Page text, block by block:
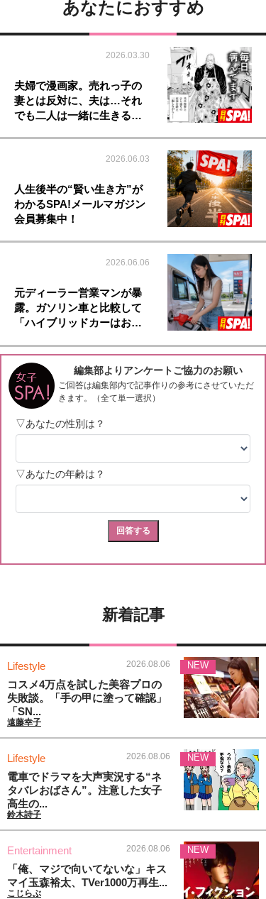
あなたにおすすめ
2026.03.30
夫婦で漫画家。売れっ子の
妻とは反対に、夫は…それ
でも二人は一緒に生きる…
2026.06.03
人生後半の“賢い生き方”が
わかるSPA!メールマガジン
会員募集中！
2026.06.06
元ディーラー営業マンが暴
露。ガソリン車と比較して
「ハイブリッドカーはお…
新着記事
Lifestyle 2026.08.06
コスメ4万点を試した美容プロの
失敗談。「手の甲に塗って確認」
「SN...
遠藤幸子
NEW
Lifestyle 2026.08.06
電車でドラマを大声実況する“ネ
タバレおばさん”。注意した女子
高生の...
鈴木詩子
NEW
Entertainment 2026.08.06
「俺、マジで向いてないな」キス
マイ玉森裕太、TVer1000万再生...
こじらぶ
NEW